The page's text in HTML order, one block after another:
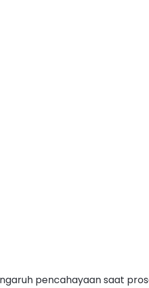
pencahayaan saat